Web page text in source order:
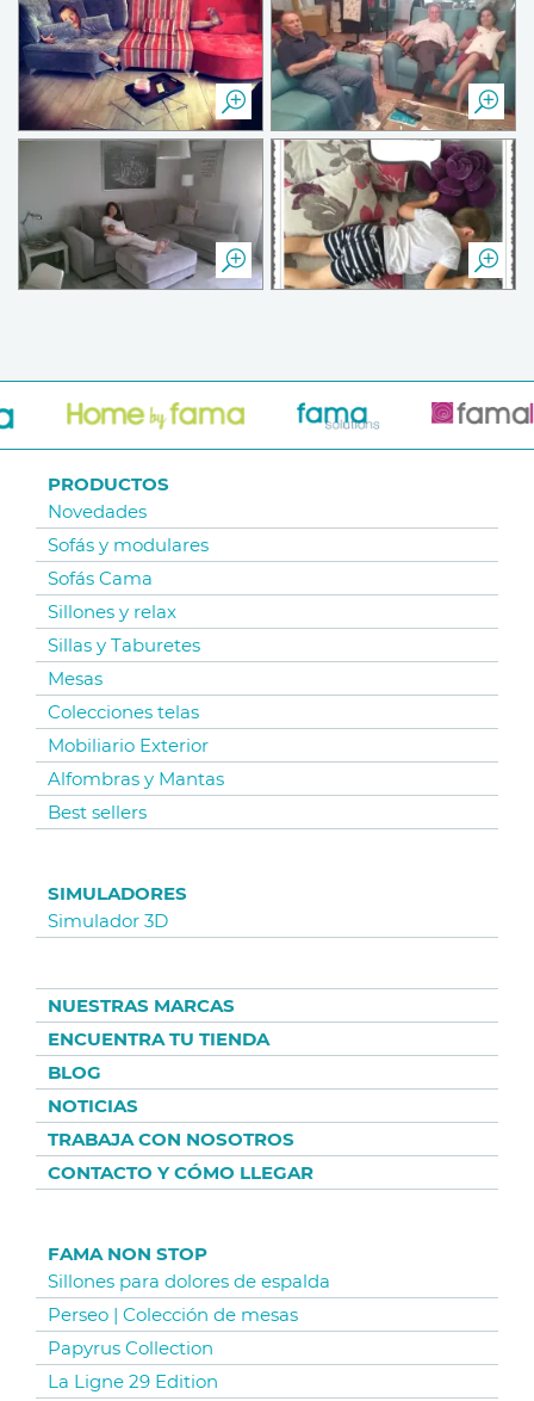
PRODUCTOS
Novedades
Sofás y modulares
Sofás Cama
Sillones y relax
Sillas y Taburetes
Mesas
Colecciones telas
Mobiliario Exterior
Alfombras y Mantas
Best sellers
SIMULADORES
Simulador 3D
NUESTRAS MARCAS
ENCUENTRA TU TIENDA
BLOG
NOTICIAS
TRABAJA CON NOSOTROS
CONTACTO Y CÓMO LLEGAR
FAMA NON STOP
Sillones para dolores de espalda
Perseo | Colección de mesas
Papyrus Collection
La Ligne 29 Edition